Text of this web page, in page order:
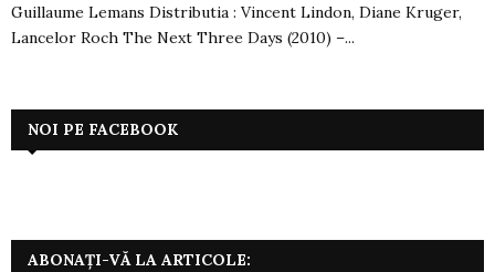
Guillaume Lemans Distributia : Vincent Lindon, Diane Kruger,
Lancelor Roch The Next Three Days (2010) –...
NOI PE FACEBOOK
ABONAȚI-VĂ LA ARTICOLE: